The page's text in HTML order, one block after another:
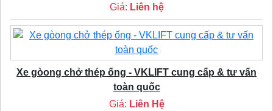
Giá: Liên hệ
Xe gòong chở thép ống - VKLIFT cung cấp & tư vấn
toàn quốc
Giá: Liên Hệ